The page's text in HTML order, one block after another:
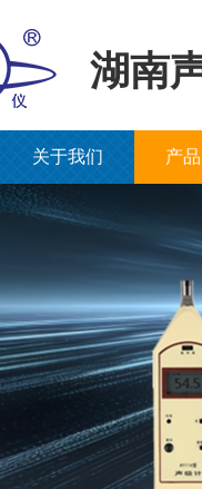
湖南
关于我们 产